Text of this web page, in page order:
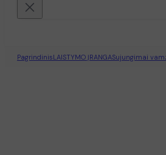
PagrindinisLAISTYMO ĮRANGASujungimai